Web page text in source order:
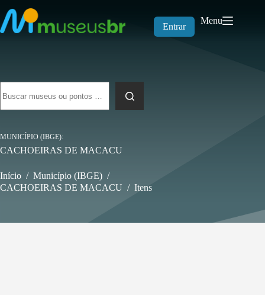
para
o
conteúdo
Entrar
Menu
resultados
MUNICÍPIO (IBGE)
CACHOEIRAS DE MACACU
Início / Município (IBGE) /
CACHOEIRAS DE MACACU / Itens